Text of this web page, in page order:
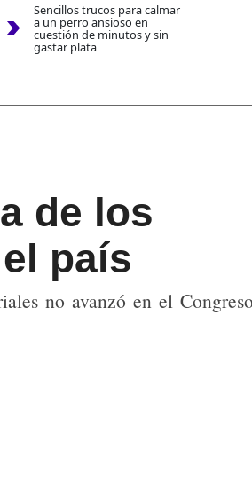
Sencillos trucos para calmar
a un perro ansioso en
cuestión de minutos y sin
gastar plata
de los
país
no avanzó en el